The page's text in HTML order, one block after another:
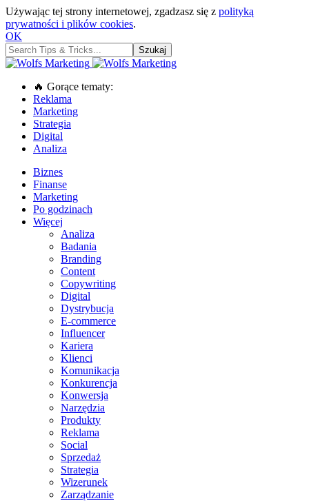
Używając tej strony internetowej, zgadzasz się z polityką
prywatności i plików cookies.
OK
🔥 Gorące tematy:
Reklama
Marketing
Strategia
Digital
Analiza
Biznes
Finanse
Marketing
Po godzinach
Więcej
Analiza
Badania
Branding
Content
Copywriting
Digital
Dystrybucja
E-commerce
Influencer
Kariera
Klienci
Komunikacja
Konkurencja
Konwersja
Narzędzia
Produkty
Reklama
Social
Sprzedaż
Strategia
Wizerunek
Zarządzanie